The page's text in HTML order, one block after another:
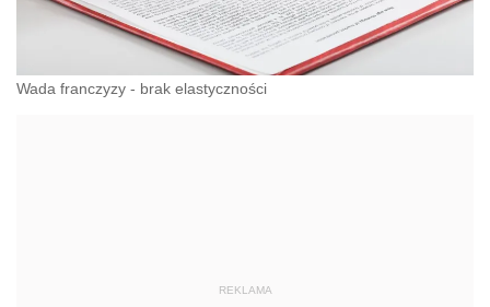
Wada franczyzy - brak elastyczności